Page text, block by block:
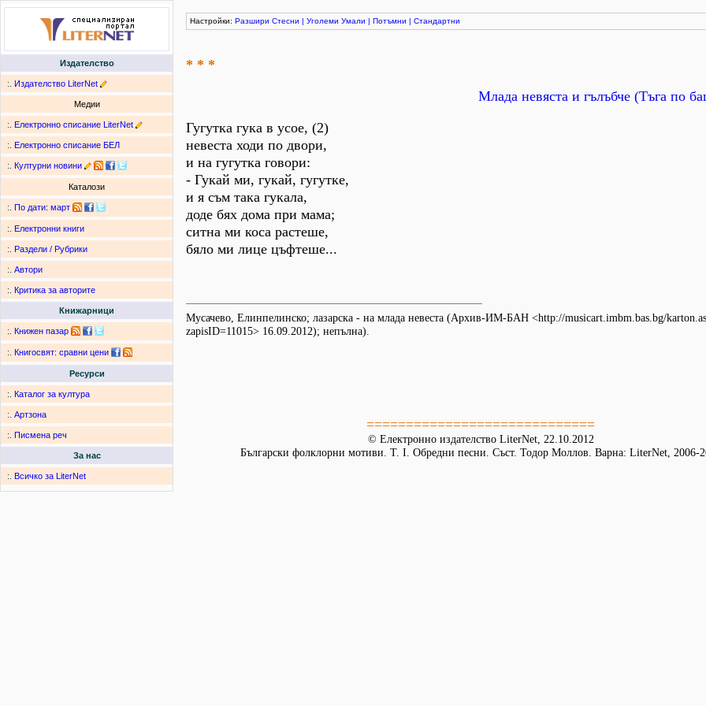
Издателство
:. Издателство LiterNet
Медии
:. Електронно списание LiterNet
:. Електронно списание БЕЛ
:. Културни новини
Каталози
:. По дати: март
:. Електронни книги
:. Раздели / Рубрики
:. Автори
:. Критика за авторите
Книжарници
:. Книжен пазар
:. Книгосвят: сравни цени
Ресурси
:. Каталог за култура
:. Артзона
:. Писмена реч
За нас
:. Всичко за LiterNet
Настройки: Разшири Стесни | Уголеми Умали | Потъмни | Стандартни
* * *
Млада невяста и гълъбче (Тъга по
Гугутка гука в усое, (2)
невеста ходи по двори,
и на гугутка говори:
- Гукай ми, гукай, гугутке,
и я съм така гукала,
доде бях дома при мама;
ситна ми коса растеше,
бяло ми лице цъфтеше...
Мусачево, Елинпелинско; лазарска - на млада невеста (Архив-ИМ-БАН <http://musicart.imbm.bas.bg/
zapisID=11015> 16.09.2012); непълна).
=============================
© Електронно издателство LiterNet, 22.10.2012
Български фолклорни мотиви. Т. І. Обредни песни. Съст. Тодор Моллов. Варна: LiterNet, 2006-